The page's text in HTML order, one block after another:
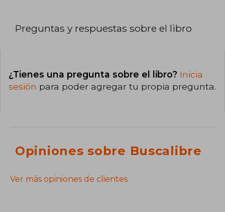
Preguntas y respuestas sobre el libro
¿Tienes una pregunta sobre el libro? Inicia
sesión para poder agregar tu propia pregunta.
Opiniones sobre Buscalibre
Ver más opiniones de clientes